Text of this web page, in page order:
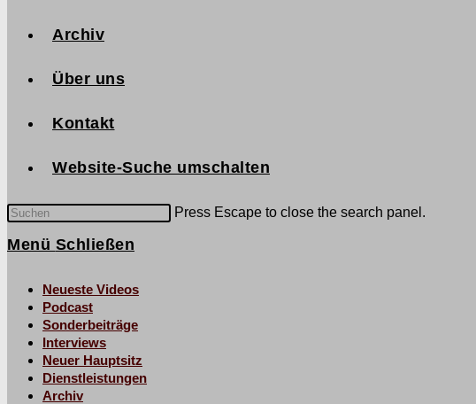
Archiv
Über uns
Kontakt
Website-Suche umschalten
Press Escape to close the search panel.
Menü Schließen
Neueste Videos
Podcast
Sonderbeiträge
Interviews
Neuer Hauptsitz
Dienstleistungen
Archiv